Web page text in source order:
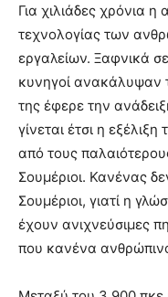
Για χιλιάδες χρόνια
τεχνολογίας των
εργαλείων. Ξαφνικά
κυνηγοί ανακάλυψαν
της έφερε την
γίνεται έτσι η
από τους
Σουμέριοι. Κανένας
Σουμέριοι, γιατί η
έχουν ανιχνεύσιμες
που κανένα